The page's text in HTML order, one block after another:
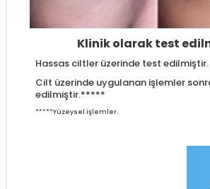
Klinik olarak test
Hassas ciltler üzerinde test edilmiştir.
Cilt üzerinde uygulanan işlemler
edilmiştir.*****
*****Yüzeysel işlemler.